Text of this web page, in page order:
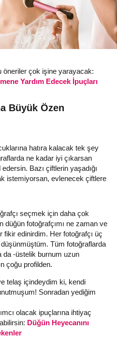
çok işine yarayacak:
Yardım Edecek İpuçları
Büyük Özen
hatıra kalacak tek şey
ne kadar iyi çıkarsan
Bazı çiftlerin yaşadığı
istemiyorsan, evlenecek çiftlere
seçmek için daha çok
düğün fotoğrafçımı ne zaman ve
fikir edinirdim. Her fotoğrafçı üç
düşünmüştüm. Tüm fotoğraflarda
da -üstelik burnum uzun
çoğu profilden.
telaş içindeydim ki, kendi
Sonradan yediğim
olacak ipuçlarına ihtiyaç
Düğün Heyecanını